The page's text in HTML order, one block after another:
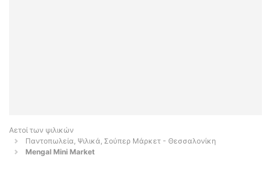
Αετοί των ψιλικών
Παντοπωλεία, Ψιλικά, Σούπερ Μάρκετ - Θεσσαλονίκη
Mengal Mini Market